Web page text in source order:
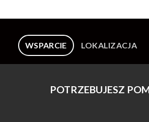
WSPARCIE LOKALIZACJA
POTRZEBUJESZ